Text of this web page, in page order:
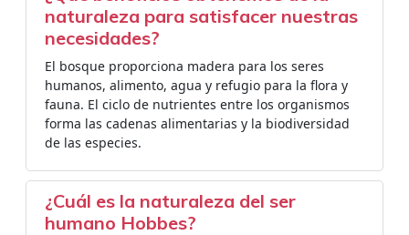
naturaleza para satisfacer nuestras
necesidades?
El bosque proporciona madera para los seres
humanos, alimento, agua y refugio para la flora y
fauna. El ciclo de nutrientes entre los organismos
forma las cadenas alimentarias y la biodiversidad
de las especies.
¿Cuál es la naturaleza del ser
humano Hobbes?